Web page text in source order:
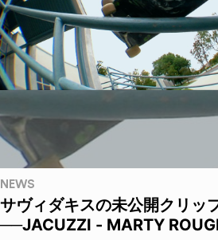
NEWS
サヴィダキスの未公開クリッ
──JACUZZI - MARTY